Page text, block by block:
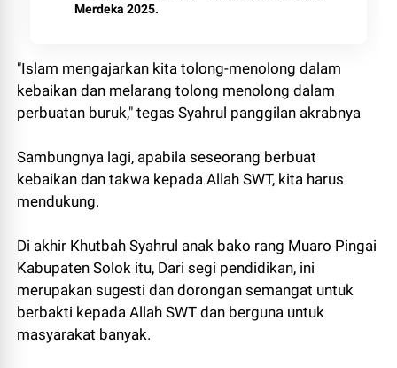
Merdeka 2025.
"Islam mengajarkan kita tolong-menolong dalam
kebaikan dan melarang tolong menolong dalam
perbuatan buruk," tegas Syahrul panggilan akrabnya
Sambungnya lagi, apabila seseorang berbuat
kebaikan dan takwa kepada Allah SWT, kita harus
mendukung.
Di akhir Khutbah Syahrul anak bako rang Muaro Pingai
Kabupaten Solok itu, Dari segi pendidikan, ini
merupakan sugesti dan dorongan semangat untuk
berbakti kepada Allah SWT dan berguna untuk
masyarakat banyak.